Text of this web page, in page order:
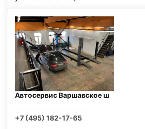
Автосервис Варшавское ш
+7 (495) 182-17-65